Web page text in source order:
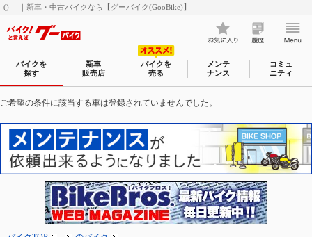
() ｜｜新車・中古バイクなら【グーバイク(GooBike)】
バイクを
探す
新車
販売店
バイクを
売る
メンテ
ナンス
コミュ
ニティ
ご希望の条件に該当する車は登録されていませんでした。